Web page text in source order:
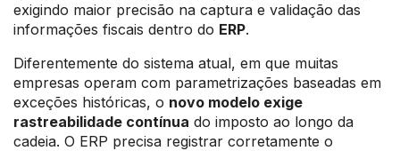
exigindo maior precisão na captura e validação das
informações fiscais dentro do ERP.
Diferentemente do sistema atual, em que muitas
empresas operam com parametrizações baseadas em
exceções históricas, o novo modelo exige
rastreabilidade contínua do imposto ao longo da
cadeia. O ERP precisa registrar corretamente o